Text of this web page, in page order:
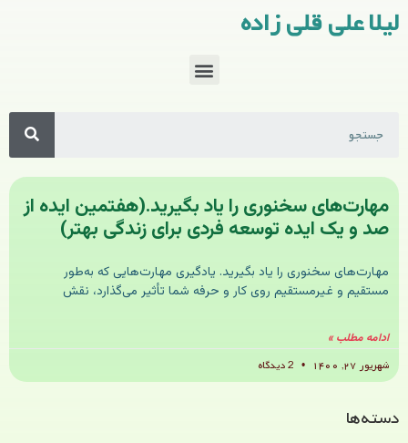
لیلا علی قلی زاده
مهارت‌های سخنوری را یاد بگیرید.(هفتمین ایده از
صد و یک ایده توسعه فردی برای زندگی بهتر)
مهارت‌های سخنوری را یاد بگیرید. یادگیری مهارت‌هایی که به‌طور
مستقیم و غیرمستقیم روی کار و حرفه شما تأثیر می‌گذارد، نقش
ادامه مطلب »
شهریور ۲۷, ۱۴۰۰
دسته‌ها